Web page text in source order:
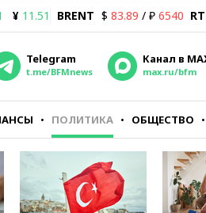
¥ 11.51 BRENT $ 83.89 / ₽ 6540
Telegram
t.me/BFMnews
Канал в
max.ru/bfm
ПОЛИТИКА ОБЩЕСТВО